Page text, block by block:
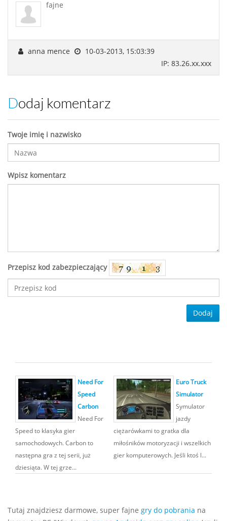
fajne
anna mence
10-03-2013, 15:03:39
IP: 83.26.xx.xxx
Dodaj komentarz
Twoje imię i nazwisko
Wpisz komentarz
Przepisz kod zabezpieczający
Dodaj
Need For
Speed
Carbon
Need For
Speed to klasyka gier
samochodowych. Carbon to
następna gra z tej serii, już
dziesiąta. W tej grze...
Euro Truck
Simulator
Symulator
jazdy
ciężarówkami to gratka dla
miłośników motoryzacji i wszelkich
gier komputerowych. Jeśli ktoś l...
Tutaj znajdziesz darmowe, super fajne gry do pobrania na